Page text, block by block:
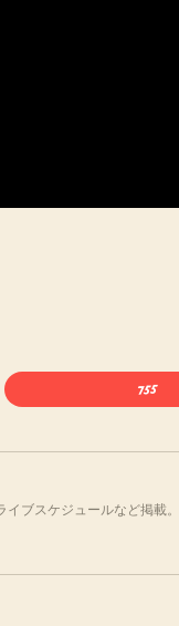
ブスケジュールなど掲載。